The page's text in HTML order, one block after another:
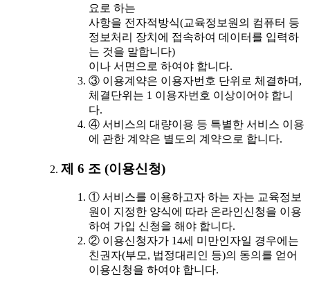
요로 하는
사항을 전자적방식(교육정보원의 컴퓨터 등
정보처리 장치에 접속하여 데이터를 입력하
는 것을 말합니다)
이나 서면으로 하여야 합니다.
③ 이용계약은 이용자번호 단위로 체결하며,
체결단위는 1 이용자번호 이상이어야 합니
다.
④ 서비스의 대량이용 등 특별한 서비스 이용
에 관한 계약은 별도의 계약으로 합니다.
제 6 조 (이용신청)
① 서비스를 이용하고자 하는 자는 교육정보
원이 지정한 양식에 따라 온라인신청을 이용
하여 가입 신청을 해야 합니다.
② 이용신청자가 14세 미만인자일 경우에는
친권자(부모, 법정대리인 등)의 동의를 얻어
이용신청을 하여야 합니다.